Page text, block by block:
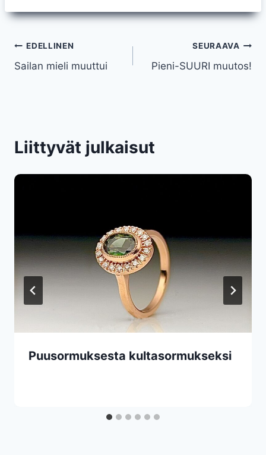
Artikkelien
selaus
EDELLINEN
Sailan mieli muuttui
SEURAAVA
Pieni-SUURI muutos!
Liittyvät julkaisut
Puusormuksesta kultasormukseksi